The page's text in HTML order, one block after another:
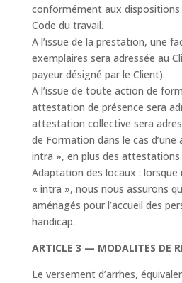
conformément aux dispositions
Code du travail.
A l’issue de la prestation, une
exemplaires sera adressée au
payeur désigné par le Client).
A l’issue de toute action de
attestation de présence sera
attestation collective sera
de Formation dans le cas
intra », en plus des attestations
Adaptation des locaux : lorsque
« intra », nous nous assurons
aménagés pour l’accueil des
handicap.
ARTICLE 3 — MODALITES DE
Le versement d’arrhes,